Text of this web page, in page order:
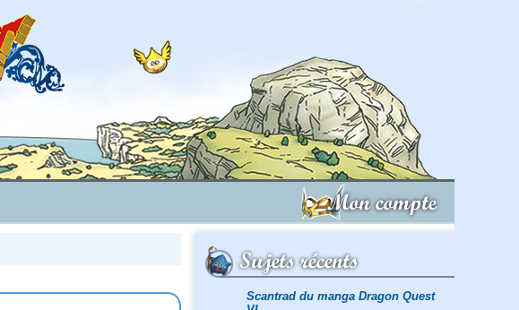
Mon compte
Sujets récents
Scantrad du manga Dragon Quest